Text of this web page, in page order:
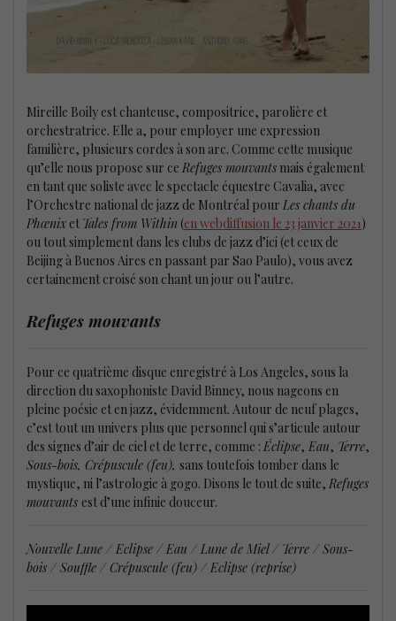
Mireille Boily est chanteuse, compositrice, parolière et
orchestratrice. Elle a, pour employer une expression
familière, plusieurs cordes à son arc. Comme cette musique
qu’elle nous propose sur ce Refuges mouvants mais également
en tant que soliste avec le spectacle équestre Cavalia, avec
l’Orchestre national de jazz de Montréal pour Les chants du
Phœnix etTales from Within (en webdiffusion le 23 janvier 2021)
ou tout simplement dans les clubs de jazz d’ici (et ceux de
Beijing à Buenos Aires en passant par Sao Paulo), vous avez
certainement croisé son chant un jour ou l’autre.
Refuges mouvants
Pour ce quatrième disque enregistré à Los Angeles, sous la
direction du saxophoniste David Binney, nous nageons en
pleine poésie et en jazz, évidemment. Autour de neuf plages,
c’est tout un univers plus que personnel qui s’articule autour
des signes d’air de ciel et de terre, comme : Éclipse, Eau, Terre,
Sous-bois, Crépuscule (feu), sans toutefois tomber dans le
mystique, ni l’astrologie à gogo. Disons le tout de suite, Refuges
mouvants est d’une infinie douceur.
Nouvelle Lune / Eclipse / Eau / Lune de Miel / Terre / Sous-
bois / Souffle / Crépuscule (feu) / Eclipse (reprise)